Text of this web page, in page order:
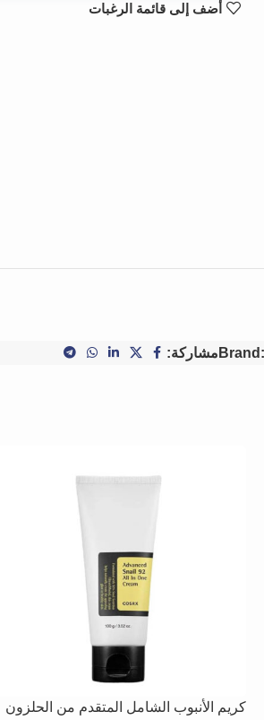
أضف إلى قائمة الرغبات
Brand: مشاركة:
كريم الأنبوب الشامل المتقدم من الحلزون